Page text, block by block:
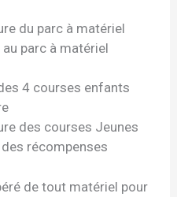
du parc à matériel
parc à matériel
4 courses enfants
des courses Jeunes
récompenses
de tout matériel pour